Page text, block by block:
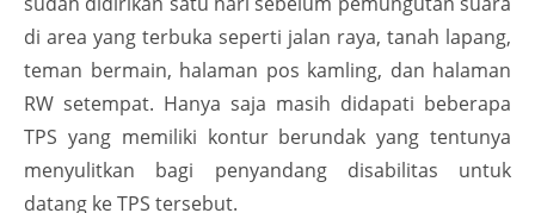
di area yang terbuka seperti jalan raya, tanah lapang,
teman bermain, halaman pos kamling, dan halaman
RW setempat. Hanya saja masih didapati beberapa
TPS yang memiliki kontur berundak yang tentunya
menyulitkan bagi penyandang disabilitas untuk
datang ke TPS tersebut.